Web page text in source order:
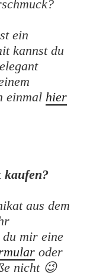
ein
kannst du
einmal hier
kaufen?
aus dem
mir eine
oder
nicht 😉